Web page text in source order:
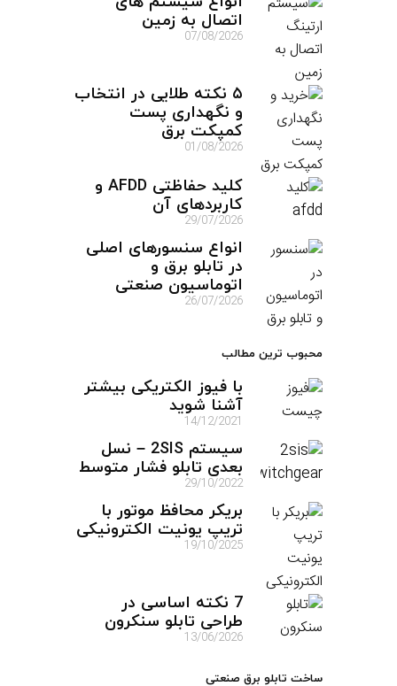
اتصال به زمین
07/08/2026
۵ نکته طلایی در انتخاب
و نگهداری پست
کمپکت برق
01/08/2026
کلید حفاظتی AFDD و
کاربردهای آن
29/07/2026
انواع سنسورهای اصلی
در تابلو برق و
اتوماسیون صنعتی
26/07/2026
محبوب ترین مطالب
با فیوز الکتریکی بیشتر
آشنا شوید
14/12/2021
سیستم 2SIS – نسل
بعدی تابلو فشار متوسط
29/10/2022
بریکر محافظ موتور با
تریپ یونیت الکترونیکی
19/10/2025
7 نکته اساسی در
طراحی تابلو سنکرون
13/06/2026
ساخت تابلو برق صنعتی